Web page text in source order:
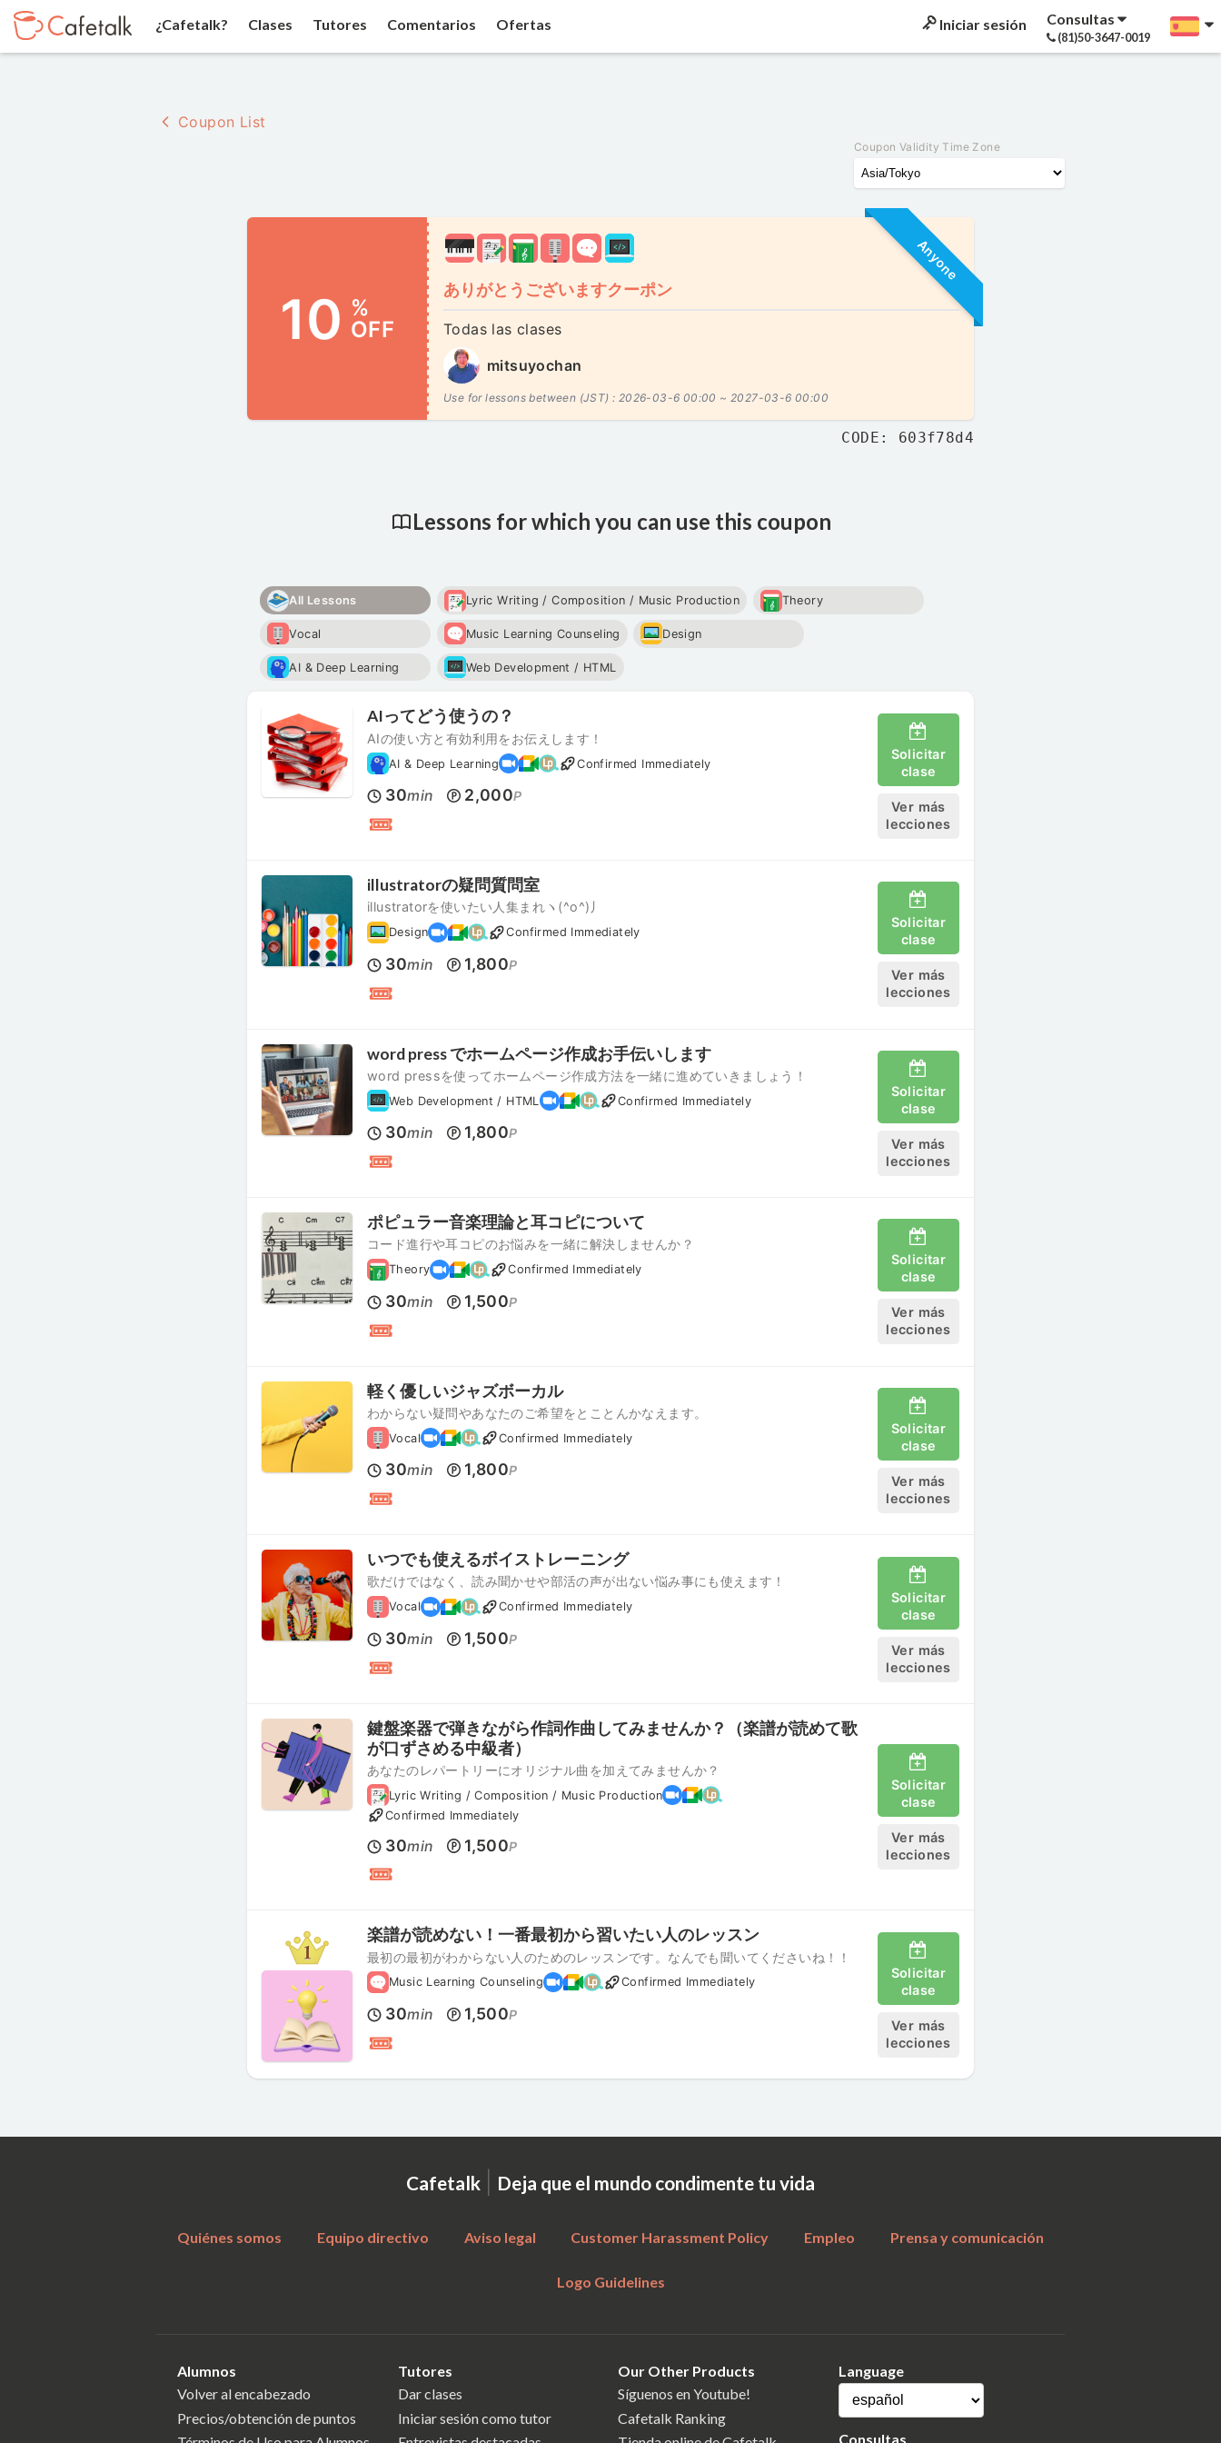
¿Cafetalk? Clases Tutores Comentarios Ofertas Iniciar sesión Consultas
(81)50-3647-0019
Coupon List
Coupon Validity Time Zone
Anyone
10 %
OFF
ありがとうございますクーポン
Todas las clases
mitsuyochan
Use for lessons between (JST) : 2026-03-6 00:00 ~2027-03-6 00:00
CODE: 603f78d4
Lessons for which you can use this coupon
All Lessons Lyric Writing / Composition / Music Production Theory
Vocal Music Learning Counseling Design
AI & Deep Learning Web Development / HTML
AIってどう使うの？
AIの使い方と有効利用をお伝えします！
AI & Deep Learning Confirmed Immediately
30min 2,000P
Solicitar
clase
Ver más
lecciones
illustratorの疑問質問室
illustratorを使いたい人集まれヽ(^o^)丿
Design Confirmed Immediately
30min 1,800P
Solicitar
clase
Ver más
lecciones
word press でホームページ作成お手伝いします
word pressを使ってホームページ作成方法を一緒に進めていきましょう！
Web Development / HTML Confirmed Immediately
30min 1,800P
Solicitar
clase
Ver más
lecciones
ポピュラー音楽理論と耳コピについて
コード進行や耳コピのお悩みを一緒に解決しませんか？
Theory Confirmed Immediately
30min 1,500P
Solicitar
clase
Ver más
lecciones
軽く優しいジャズボーカル
わからない疑問やあなたのご希望をとことんかなえます。
Vocal Confirmed Immediately
30min 1,800P
Solicitar
clase
Ver más
lecciones
いつでも使えるボイストレーニング
歌だけではなく、読み聞かせや部活の声が出ない悩み事にも使えます！
Vocal Confirmed Immediately
30min 1,500P
Solicitar
clase
Ver más
lecciones
鍵盤楽器で弾きながら作詞作曲してみませんか？（楽譜が読めて歌
が口ずさめる中級者）
あなたのレパートリーにオリジナル曲を加えてみませんか？
Lyric Writing / Composition / Music Production
Confirmed Immediately
30min 1,500P
Solicitar
clase
Ver más
lecciones
楽譜が読めない！一番最初から習いたい人のレッスン
最初の最初がわからない人のためのレッスンです。なんでも聞いてくださいね！！
Music Learning Counseling Confirmed Immediately
30min 1,500P
Solicitar
clase
Ver más
lecciones
Cafetalk | Deja que el mundo condimente tu vida
Quiénes somos Equipo directivo Aviso legal Customer Harassment Policy Empleo Prensa y comunicación
Logo Guidelines
Alumnos
Volver al encabezado
Precios/obtención de puntos
Tutores
Dar clases
Iniciar sesión como tutor
Our Other Products
Síguenos en Youtube!
Cafetalk Ranking
Language
Consultas